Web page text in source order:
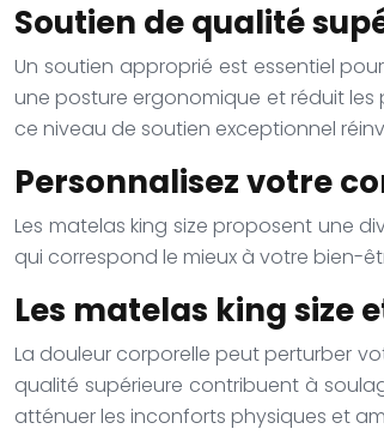
Soutien de qualité
Un soutien approprié est essentiel
une posture ergonomique et réduit les
ce niveau de soutien exceptionnel
Personnalisez votre
Les matelas king size proposent une
qui correspond le mieux à votre bien-
Les matelas king size
La douleur corporelle peut perturber
qualité supérieure contribuent à
atténuer les inconforts physiques et